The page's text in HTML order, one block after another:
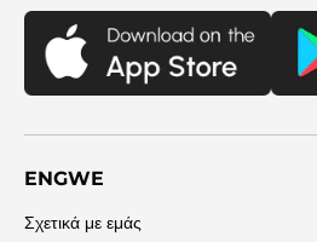
ENGWE
Σχετικά με εμάς